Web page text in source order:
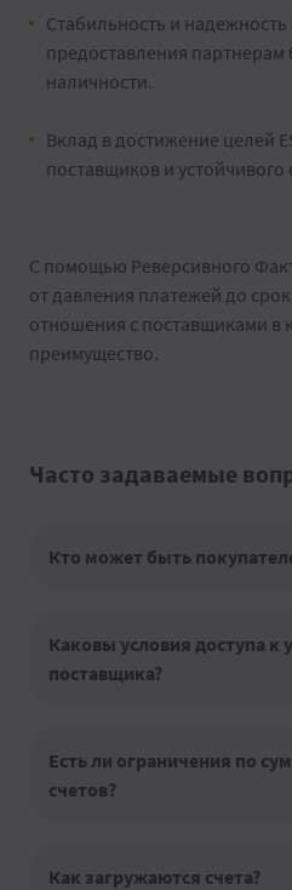
Стабильность и надежность
предоставления партнерам
наличности.
Вклад в достижение целей
поставщиков и
С помощью Реверсивного
от давления платежей до
отношения с поставщиками в
преимущество.
Часто задаваемые
Кто может быть
Каковы условия доступа к
поставщика?
Есть ли ограничения по
счетов?
Как загружаются счета?